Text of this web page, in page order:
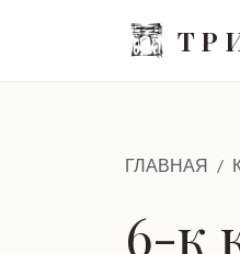
ГЛАВНАЯ
6-к